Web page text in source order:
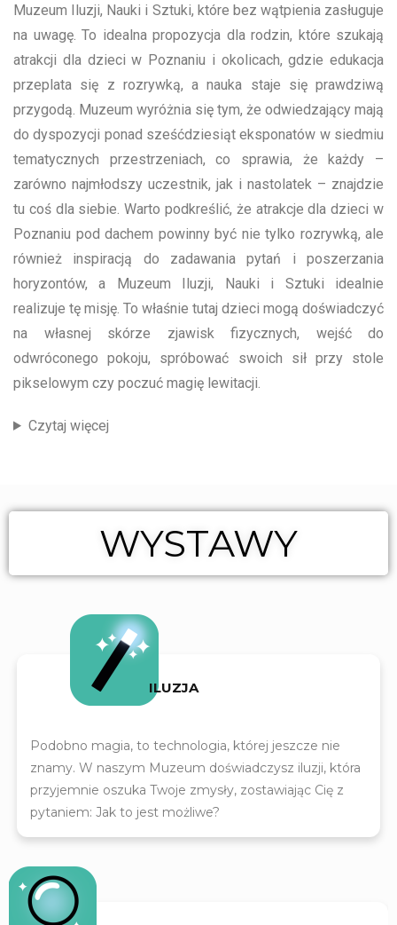
Muzeum Iluzji, Nauki i Sztuki, które bez wątpienia zasługuje
na uwagę. To idealna propozycja dla rodzin, które szukają
atrakcji dla dzieci w Poznaniu i okolicach, gdzie edukacja
przeplata się z rozrywką, a nauka staje się prawdziwą
przygodą. Muzeum wyróżnia się tym, że odwiedzający mają
do dyspozycji ponad sześćdziesiąt eksponatów w siedmiu
tematycznych przestrzeniach, co sprawia, że każdy –
zarówno najmłodszy uczestnik, jak i nastolatek – znajdzie
tu coś dla siebie. Warto podkreślić, że atrakcje dla dzieci w
Poznaniu pod dachem powinny być nie tylko rozrywką, ale
również inspiracją do zadawania pytań i poszerzania
horyzontów, a Muzeum Iluzji, Nauki i Sztuki idealnie
realizuje tę misję. To właśnie tutaj dzieci mogą doświadczyć
na własnej skórze zjawisk fizycznych, wejść do
odwróconego pokoju, spróbować swoich sił przy stole
pikselowym czy poczuć magię lewitacji.
Czytaj więcej
WYSTAWY
ILUZJA
Podobno magia, to technologia, której jeszcze nie
znamy. W naszym Muzeum doświadczysz iluzji, która
przyjemnie oszuka Twoje zmysły, zostawiając Cię z
pytaniem: Jak to jest możliwe?